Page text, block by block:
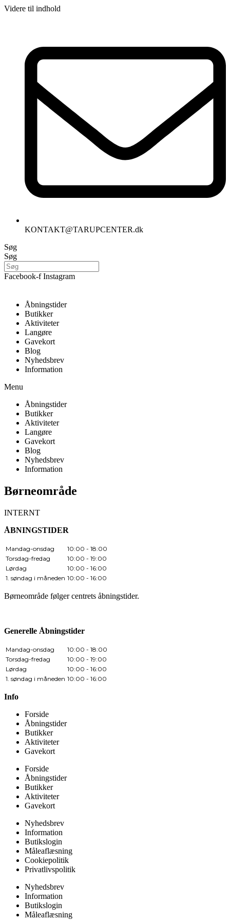
Videre til indhold
KONTAKT@TARUPCENTER.dk
Søg
Søg
Facebook-f Instagram
Åbningstider
Butikker
Aktiviteter
Langøre
Gavekort
Blog
Nyhedsbrev
Information
Menu
Åbningstider
Butikker
Aktiviteter
Langøre
Gavekort
Blog
Nyhedsbrev
Information
Børneområde
INTERNT
ÅBNINGSTIDER
Mandag-onsdag
10:00 - 18:00
Torsdag-fredag
10:00 - 19:00
Lørdag
10:00 - 16:00
1. søndag i måneden 10:00 - 16:00
Børneområde følger centrets åbningstider.
Generelle Åbningstider
Mandag-onsdag
10:00 - 18:00
Torsdag-fredag
10:00 - 19:00
Lørdag
10:00 - 16:00
1. søndag i måneden 10:00 - 16:00
Info
Forside
Åbningstider
Butikker
Aktiviteter
Gavekort
Forside
Åbningstider
Butikker
Aktiviteter
Gavekort
Nyhedsbrev
Information
Butikslogin
Måleaflæsning
Cookiepolitik
Privatlivspolitik
Nyhedsbrev
Information
Butikslogin
Måleaflæsning